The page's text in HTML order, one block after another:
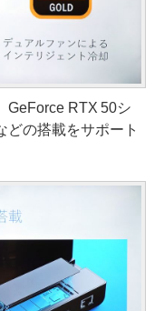
RTX 50シ
どの搭載をサポート